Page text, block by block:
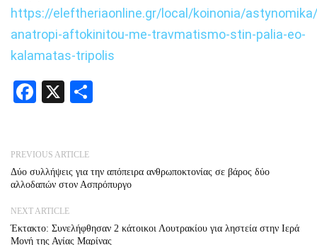
https://eleftheriaonline.gr/local/koinonia/
anatropi-aftokinitou-me-travmatismo-stin-palia-eo-
kalamatas-tripolis
Facebook
X
PREVIOUS ARTICLE
Δύο συλλήψεις για την απόπειρα ανθρωποκτονίας σε βάρος δύο
αλλοδαπών στον Ασπρόπυργο
NEXT ARTICLE
Έκτακτο: Συνελήφθησαν 2 κάτοικοι Λουτρακίου για ληστεία στην Ιερά
Μονή της Αγίας Μαρίνας